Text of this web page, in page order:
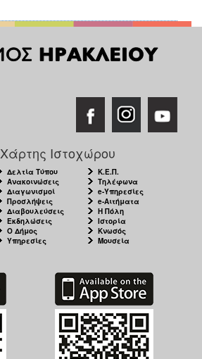
Χάρτης Ιστοχώρου
Δελτία Τύπου
Ανακοινώσεις
Διαγωνισμοί
Προσλήψεις
Διαβουλεύσεις
Εκδηλώσεις
Ο Δήμος
Υπηρεσίες
Κ.Ε.Π.
Τηλέφωνα
e-Υπηρεσίες
e-Αιτήματα
Η Πόλη
Ιστορία
Κνωσός
Μουσεία